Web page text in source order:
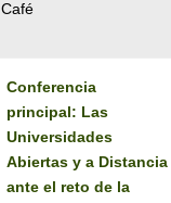
Café
Conferencia
principal: Las
Universidades
Abiertas y a Distancia
ante el reto de la